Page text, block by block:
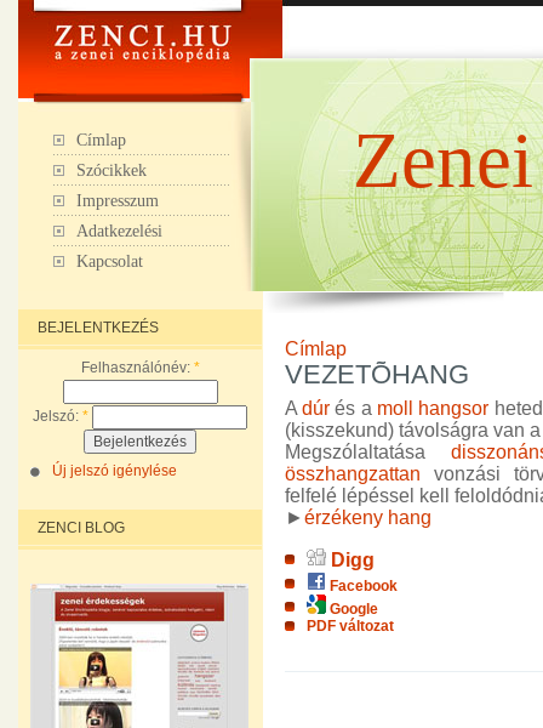
Címlap
Szócikkek
Impresszum
Adatkezelési
Kapcsolat
BEJELENTKEZÉS
Felhasználónév: *
Jelszó: *
Új jelszó igénylése
ZENCI BLOG
Címlap
VEZETÕHANG
A dúrés a moll hangsor
(kisszekund) távolságra van
Megszólaltatása
összhangzattan vonzási
felfelé lépéssel kell
► érzékeny hang
Digg
Facebook
Google
PDF változat